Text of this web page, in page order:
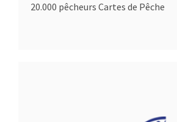
20.000 pêcheurs Cartes de Pêche